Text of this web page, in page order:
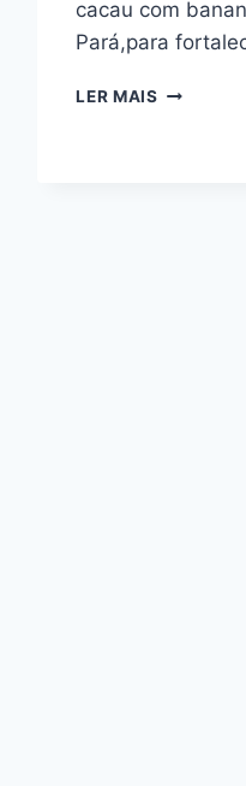
cacau com
Pará,para
LER MAIS RECEITA